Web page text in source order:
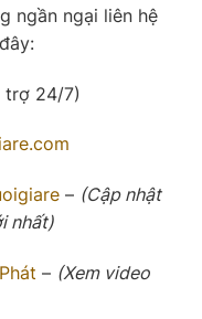
ngần ngại liên hệ
trợ 24/7)
– (Cập nhật
nhất)
– (Xem video